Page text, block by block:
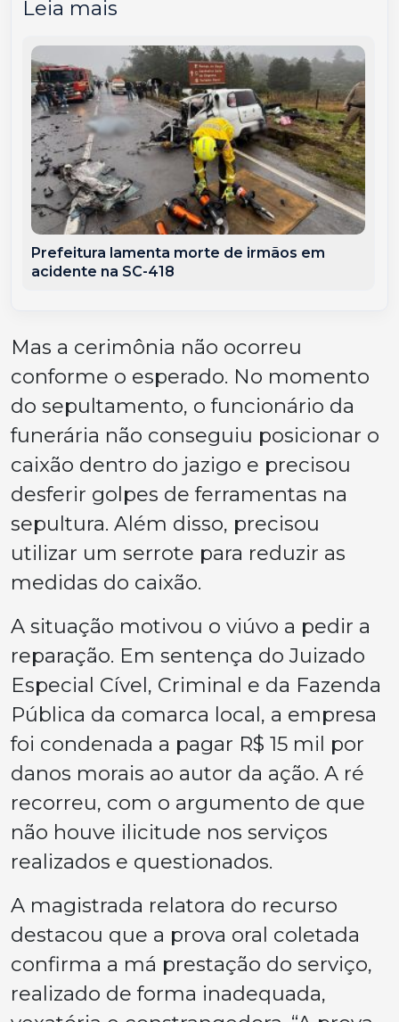
Leia mais
Prefeitura lamenta morte de irmãos em
acidente na SC-418
Mas a cerimônia não ocorreu
conforme o esperado. No momento
do sepultamento, o funcionário da
funerária não conseguiu posicionar o
caixão dentro do jazigo e precisou
desferir golpes de ferramentas na
sepultura. Além disso, precisou
utilizar um serrote para reduzir as
medidas do caixão.
A situação motivou o viúvo a pedir a
reparação. Em sentença do Juizado
Especial Cível, Criminal e da Fazenda
Pública da comarca local, a empresa
foi condenada a pagar R$ 15 mil por
danos morais ao autor da ação. A ré
recorreu, com o argumento de que
não houve ilicitude nos serviços
realizados e questionados.
A magistrada relatora do recurso
destacou que a prova oral coletada
confirma a má prestação do serviço,
realizado de forma inadequada,